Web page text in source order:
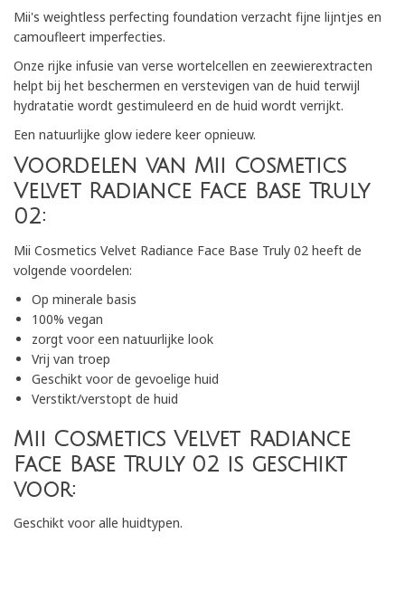
Mii's weightless perfecting foundation verzacht fijne lijntjes en
camoufleert imperfecties.
Onze rijke infusie van verse wortelcellen en zeewierextracten
helpt bij het beschermen en verstevigen van de huid terwijl
hydratatie wordt gestimuleerd en de huid wordt verrijkt.
Een natuurlijke glow iedere keer opnieuw.
Voordelen van Mii Cosmetics
Velvet Radiance Face Base Truly
02:
Mii Cosmetics Velvet Radiance Face Base Truly 02 heeft de
volgende voordelen:
Op minerale basis
100% vegan
zorgt voor een natuurlijke look
Vrij van troep
Geschikt voor de gevoelige huid
Verstikt/verstopt de huid
Mii Cosmetics Velvet Radiance
Face Base Truly 02 is geschikt
voor:
Geschikt voor alle huidtypen.